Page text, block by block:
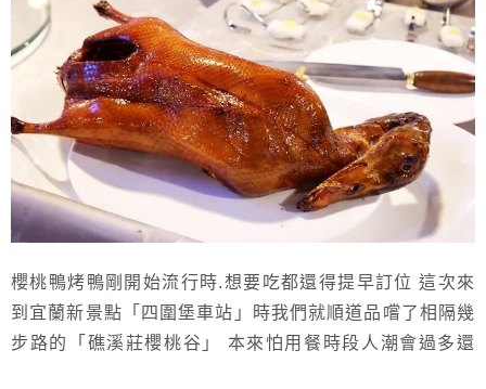
櫻桃鴨烤鴨剛開始流行時.想要吃都還得提早訂位 這次來
到宜蘭新景點「四圍堡車站」時我們就順道品嚐了相隔幾
步路的「礁溪莊櫻桃谷」 本來怕用餐時段人潮會過多還